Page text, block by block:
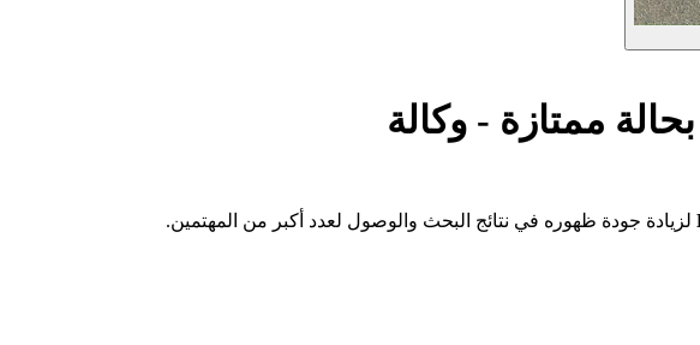
لزيادة جودة ظهوره في نتائج البحث والوصول لعدد أكبر من المهتمين.